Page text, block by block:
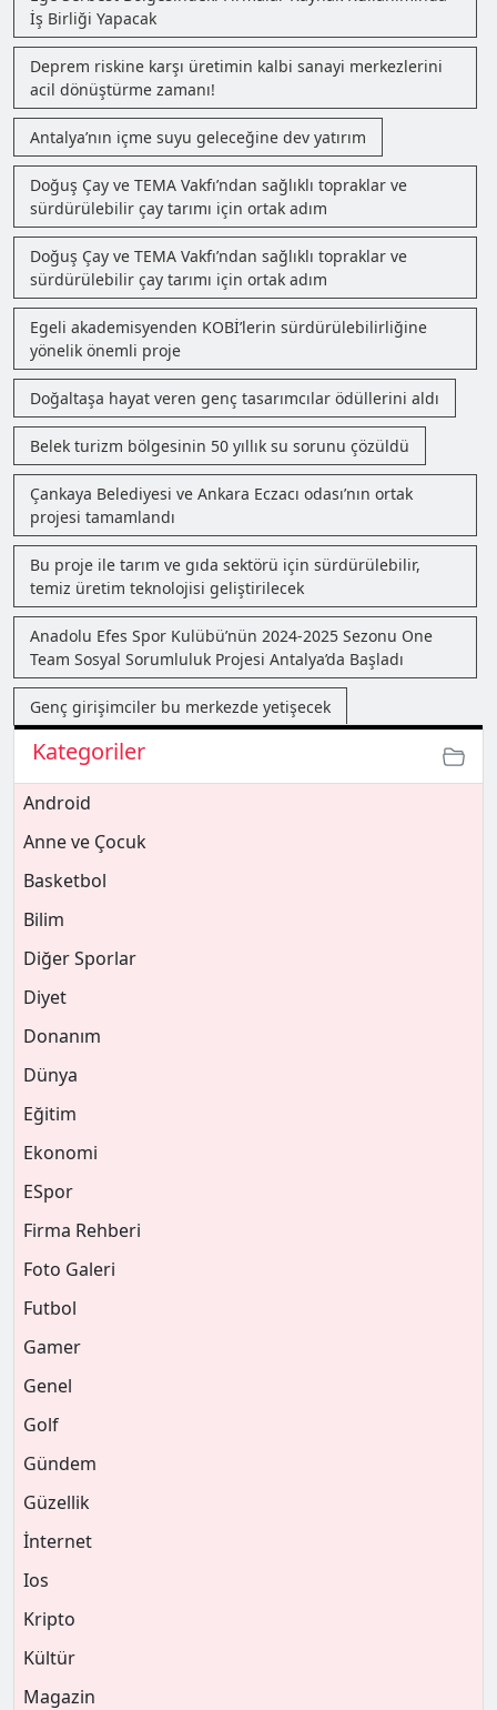
İş Birliği Yapacak
Deprem riskine karşı üretimin kalbi sanayi merkezlerini
acil dönüştürme zamanı!
Antalya’nın içme suyu geleceğine dev yatırım
Doğuş Çay ve TEMA Vakfı’ndan sağlıklı topraklar ve
sürdürülebilir çay tarımı için ortak adım
Doğuş Çay ve TEMA Vakfı’ndan sağlıklı topraklar ve
sürdürülebilir çay tarımı için ortak adım
Egeli akademisyenden KOBİ’lerin sürdürülebilirliğine
yönelik önemli proje
Doğaltaşa hayat veren genç tasarımcılar ödüllerini aldı
Belek turizm bölgesinin 50 yıllık su sorunu çözüldü
Çankaya Belediyesi ve Ankara Eczacı odası’nın ortak
projesi tamamlandı
Bu proje ile tarım ve gıda sektörü için sürdürülebilir,
temiz üretim teknolojisi geliştirilecek
Anadolu Efes Spor Kulübü’nün 2024-2025 Sezonu One
Team Sosyal Sorumluluk Projesi Antalya’da Başladı
Genç girişimciler bu merkezde yetişecek
Kategoriler
Android
Anne ve Çocuk
Basketbol
Bilim
Diğer Sporlar
Diyet
Donanım
Dünya
Eğitim
Ekonomi
ESpor
Firma Rehberi
Foto Galeri
Futbol
Gamer
Genel
Golf
Gündem
Güzellik
İnternet
Ios
Kripto
Kültür
Magazin